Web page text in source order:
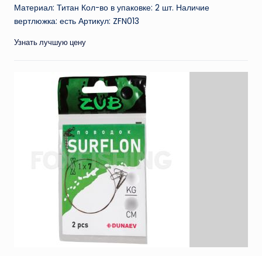
Материал: Титан Кол-во в упаковке: 2 шт. Наличие
вертлюжка: есть Артикул: ZFN013
Узнать лучшую цену